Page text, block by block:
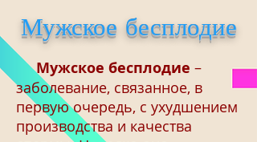
Мужское бесплодие
Мужское бесплодие –
заболевание, связанное, в
первую очередь, с ухудшением
производства и качества